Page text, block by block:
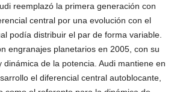
reemplazó la primera generación con
central por una evolución con el
podía distribuir el par de forma variable.
engranajes planetarios en 2005, con su
dinámica de la potencia. Audi mantiene en
el diferencial central autoblocante,